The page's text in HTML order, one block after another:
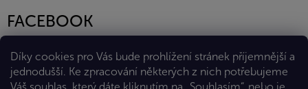
Díky cookies pro Vás bude prohlížení stránek příjemnější a
jednodušší. Ke zpracování některých z nich potřebujeme
FACEBOOK